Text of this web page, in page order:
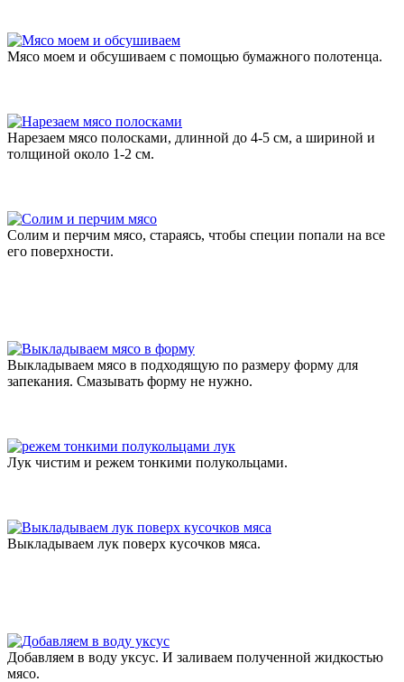
Мясо моем и обсушиваем с помощью бумажного полотенца.
Нарезаем мясо полосками, длинной до 4-5 см, а шириной и
толщиной около 1-2 см.
Солим и перчим мясо, стараясь, чтобы специи попали на все
его поверхности.
Выкладываем мясо в подходящую по размеру форму для
запекания. Смазывать форму не нужно.
Лук чистим и режем тонкими полукольцами.
Выкладываем лук поверх кусочков мяса.
Добавляем в воду уксус. И заливаем полученной жидкостью
мясо.